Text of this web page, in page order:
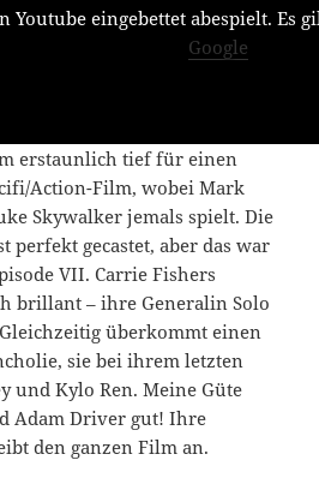
Youtube eingebettet abespielt. Es
Google
erstaunlich tief für einen
Action-Film, wobei Mark
Skywalker jemals spielt. Die
perfekt gecastet, aber das war
VII. Carrie Fishers
brillant – ihre Generalin Solo
überkommt einen
sie bei ihrem letzten
und Kylo Ren. Meine Güte
Adam Driver gut! Ihre
den ganzen Film an.